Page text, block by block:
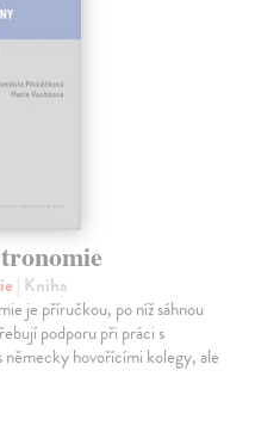
| Kniha
je příručkou, po níž sáhnou
podporu při práci s
hovořícími kolegy, ale